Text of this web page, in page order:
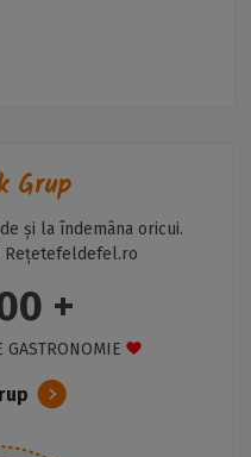
Grup
și la îndemâna oricui.
+
GASTRONOMIE